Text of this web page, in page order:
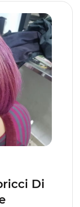
Di